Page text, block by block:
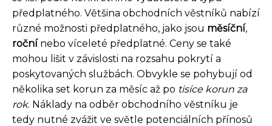
předplatného. Většina obchodních věstníků nabízí
různé možnosti předplatného, jako jsou měsíční,
ročnínebo víceleté předplatné. Ceny se také
mohou lišit v závislosti na rozsahu pokrytí a
poskytovaných službách. Obvykle se pohybují od
několika set korun za měsíc až po tisíce korun za
rok. Náklady na odběr obchodního věstníku je
tedy nutné zvážit ve světle potenciálních přínosů